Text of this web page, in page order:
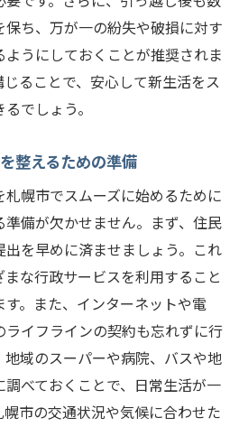
保ち、万が一の紛失や破損に対す
うにしておくことが推奨されま
ることで、安心して新生活をス
でしょう。
整えるための準備
幌市でスムーズに始めるために
備が欠かせません。まず、住民
を早めに済ませましょう。これ
な行政サービスを利用すること
。また、インターネットや電
イフラインの契約も忘れずに行
地域のスーパーや病院、バスや地
べておくことで、日常生活が一
市の交通状況や気候に合わせた